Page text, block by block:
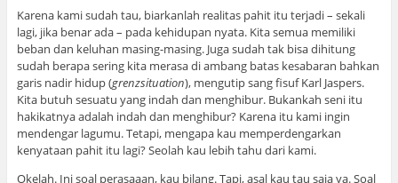
Karena kami sudah tau, biarkanlah realitas pahit itu terjadi – sekali
lagi, jika benar ada – pada kehidupan nyata. Kita semua memiliki
beban dan keluhan masing-masing. Juga sudah tak bisa dihitung
sudah berapa sering kita merasa di ambang batas kesabaran bahkan
garis nadir hidup (grenzsituation), mengutip sang fisuf Karl Jaspers.
Kita butuh sesuatu yang indah dan menghibur. Bukankah seni itu
hakikatnya adalah indah dan menghibur? Karena itu kami ingin
mendengar lagumu. Tetapi, mengapa kau memperdengarkan
kenyataan pahit itu lagi? Seolah kau lebih tahu dari kami.
Okelah. Ini soal perasaaan, kau bilang. Tapi, asal kau tau saja ya. Soal